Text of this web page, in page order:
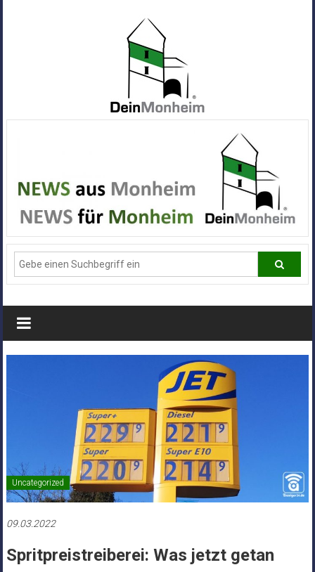
Alle
News
aus
Deiner
Stadt
Monheim
Uncategorized
09.03.2022
Spritpreistreiberei: Was jetzt getan